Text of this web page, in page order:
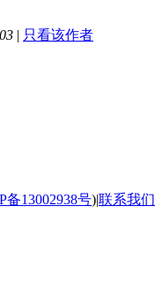
| 只看该作者
备13002938号)|联系我们